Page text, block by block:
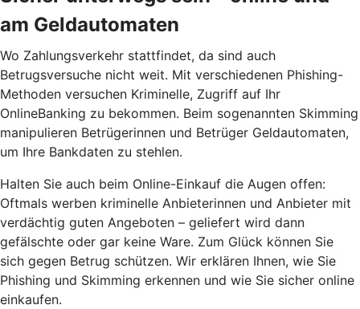
am Geldautomaten
Wo Zahlungsverkehr stattfindet, da sind auch
Betrugsversuche nicht weit. Mit verschiedenen Phishing-
Methoden versuchen Kriminelle, Zugriff auf Ihr
OnlineBanking zu bekommen. Beim sogenannten Skimming
manipulieren Betrügerinnen und Betrüger Geldautomaten,
um Ihre Bankdaten zu stehlen.
Halten Sie auch beim Online-Einkauf die Augen offen:
Oftmals werben kriminelle Anbieterinnen und Anbieter mit
verdächtig guten Angeboten – geliefert wird dann
gefälschte oder gar keine Ware. Zum Glück können Sie
sich gegen Betrug schützen. Wir erklären Ihnen, wie Sie
Phishing und Skimming erkennen und wie Sie sicher online
einkaufen.